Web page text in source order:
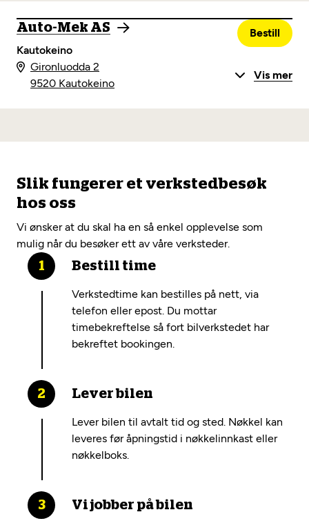
Auto-Mek AS
Kautokeino
Bestill
Gironluodda 2
9520 Kautokeino
Vis mer
Slik fungerer et verkstedbesøk
hos oss
Vi ønsker at du skal ha en så enkel opplevelse som
mulig når du besøker ett av våre verksteder.
Bestill time
Verkstedtime kan bestilles på nett, via
telefon eller epost. Du mottar
timebekreftelse så fort bilverkstedet har
bekreftet bookingen.
Lever bilen
Lever bilen til avtalt tid og sted. Nøkkel kan
leveres før åpningstid i nøkkelinnkast eller
nøkkelboks.
Vi jobber på bilen